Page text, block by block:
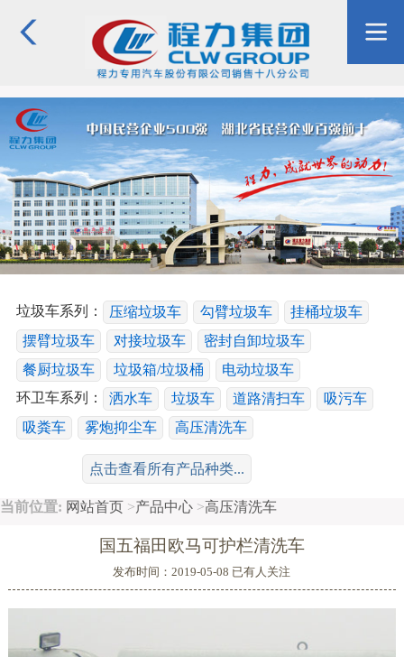
垃圾车系列： 压缩垃圾车 勾臂垃圾车
挂桶垃圾车
摆臂垃圾车
对接垃圾车
密封自卸垃圾车
餐厨垃圾车
垃圾箱/垃圾桶
电动垃圾车
环卫车系列：
洒水车 垃圾车 道路清扫车
吸污车
吸粪车
雾炮抑尘车
高压清洗车
工程运输系列： 冷藏车 随车吊 平板车
散装饲料车
搅拌车
鲜奶运输车
特种车系列： 消防车 高空作业车 广告车
救护车 沥青洒布车
油罐车
点击查看所有产品种类...
当前位置: 网站首页 >产品中心 >高压清洗车
国五福田欧马可护栏清洗车
发布时间：2019-05-08 已有 人关注